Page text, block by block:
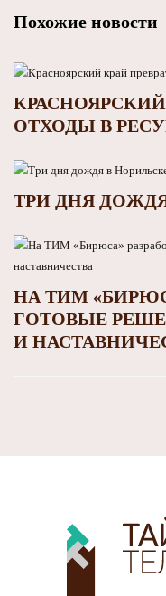
Похожие новости
КРАСНОЯРСКИЙ
ОТХОДЫ В
ТРИ ДНЯ
НА ТИМ
ГОТОВЫЕ
И